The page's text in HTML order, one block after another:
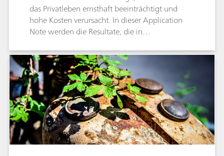
das Privatleben ernsthaft beeinträchtigt und
hohe Kosten verursacht. In dieser Application
Note werden die Resultate, die in
verschiedenen Metallen gewonnen wurden, mit
Daten aus der Literatur verglichen.